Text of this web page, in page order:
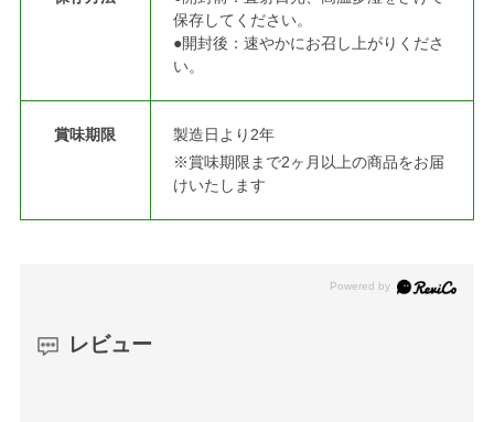
保存してください。
●開封後：速やかにお召し上がりくださ
い。
賞味期限
製造日より2年
※賞味期限まで2ヶ月以上の商品をお届
けいたします
レビュー